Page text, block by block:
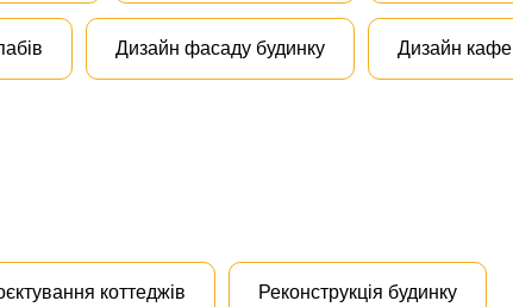
Дизайн фасаду будинку Дизайн кафе
коттеджів Реконструкція будинку